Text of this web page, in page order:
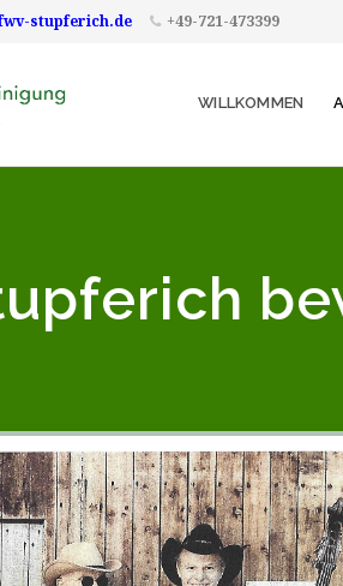
stupferich.de +49-721-473399
WILLKOMMEN